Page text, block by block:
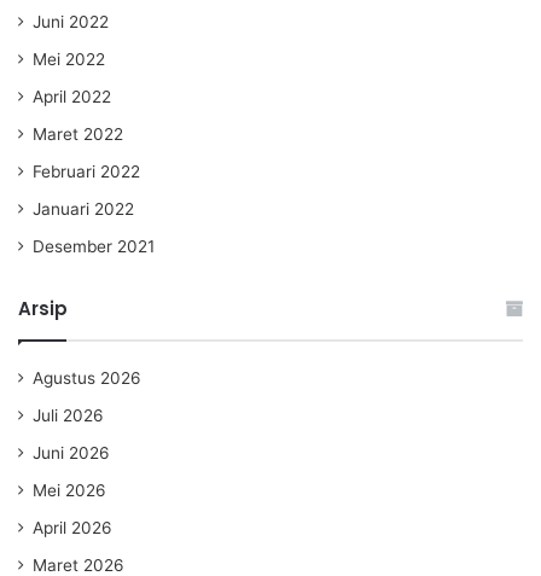
Juni 2022
Mei 2022
April 2022
Maret 2022
Februari 2022
Januari 2022
Desember 2021
Arsip
Agustus 2026
Juli 2026
Juni 2026
Mei 2026
April 2026
Maret 2026